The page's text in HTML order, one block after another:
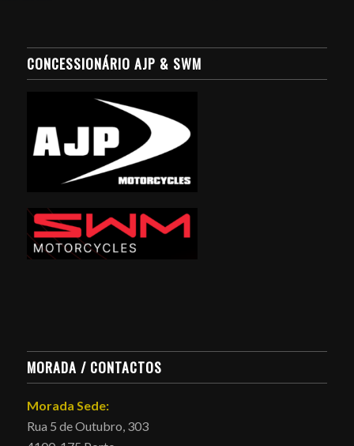
CONCESSIONÁRIO AJP & SWM
MORADA / CONTACTOS
Morada Sede:
Rua 5 de Outubro, 303